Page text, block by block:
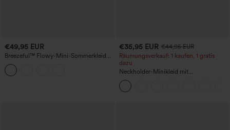
€49,95 EUR
Breezeful™ Flowy-Mini-Sommerkleid
mit Seitentaschen und verstellbarem
Träger, rückenfreies, ausgeschnittenes,
plissiertes Kleid
€35,95 EUR €44,95 EUR
Räumungsverkauf: 1 kaufen, 1 gratis
dazu
Neckholder-Minikleid mit
Rückenbindung und Taschen